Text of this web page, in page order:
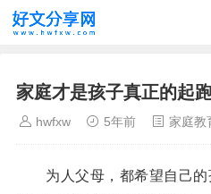
家庭才是孩子真正的起跑
hwfxw 5年前 家庭教
为人父母，都希望自己的